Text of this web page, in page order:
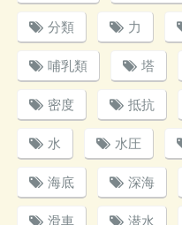
分類 力
哺乳類 塔
密度 抵抗
水 水圧
海底 深海
滑車 潜水